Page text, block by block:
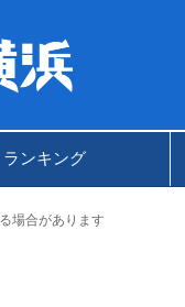
ランキング
場合があります